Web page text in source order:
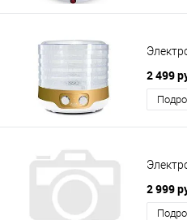
2 499
2 999